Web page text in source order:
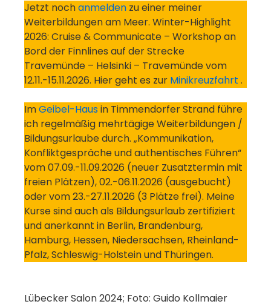
Jetzt nochanmelden zu einer meiner
Weiterbildungen am Meer. Winter-Highlight
2026: Cruise & Communicate – Workshop an
Bord der Finnlines auf der Strecke
Travemünde – Helsinki – Travemünde vom
12.11.-15.11.2026. Hier geht es zur Minikreuzfahrt .
ImGeibel-Hausin Timmendorfer Strand führe
ich regelmäßig mehrtägige Weiterbildungen /
Bildungsurlaube durch. „Kommunikation,
Konfliktgespräche und authentisches Führen“
vom 07.09.-11.09.2026 (neuer Zusatztermin mit
freien Plätzen), 02.-06.11.2026 (ausgebucht)
oder vom 23.-27.11.2026 (3 Plätze frei). Meine
Kurse sind auch als Bildungsurlaub zertifiziert
und anerkannt in Berlin, Brandenburg,
Hamburg, Hessen, Niedersachsen, Rheinland-
Pfalz, Schleswig-Holstein und Thüringen.
Lübecker Salon 2024; Foto: Guido Kollmaier